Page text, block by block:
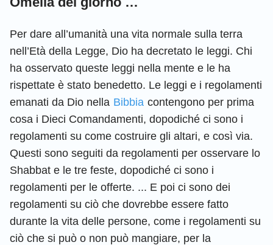
Per dare all’umanità una vita normale sulla terra
nell’Età della Legge, Dio ha decretato le leggi. Chi
ha osservato queste leggi nella mente e le ha
rispettate è stato benedetto. Le leggi e i regolamenti
emanati da Dio nella Bibbia contengono per prima
cosa i Dieci Comandamenti, dopodiché ci sono i
regolamenti su come costruire gli altari, e così via.
Questi sono seguiti da regolamenti per osservare lo
Shabbat e le tre feste, dopodiché ci sono i
regolamenti per le offerte. ... E poi ci sono dei
regolamenti su ciò che dovrebbe essere fatto
durante la vita delle persone, come i regolamenti su
ciò che si può o non può mangiare, per la